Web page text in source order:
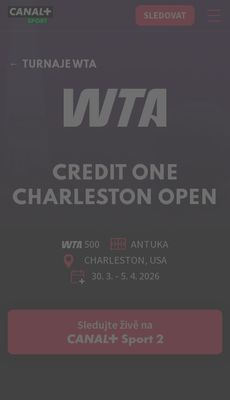
CANAL+ Sport SLEDOVAT
TURNAJE WTA
CREDIT ONE
CHARLESTON OPEN
500
ANTUKA
CHARLESTON, USA
30. 3. - 5. 4. 2026
Sledujte živě na
C+ Sport 2